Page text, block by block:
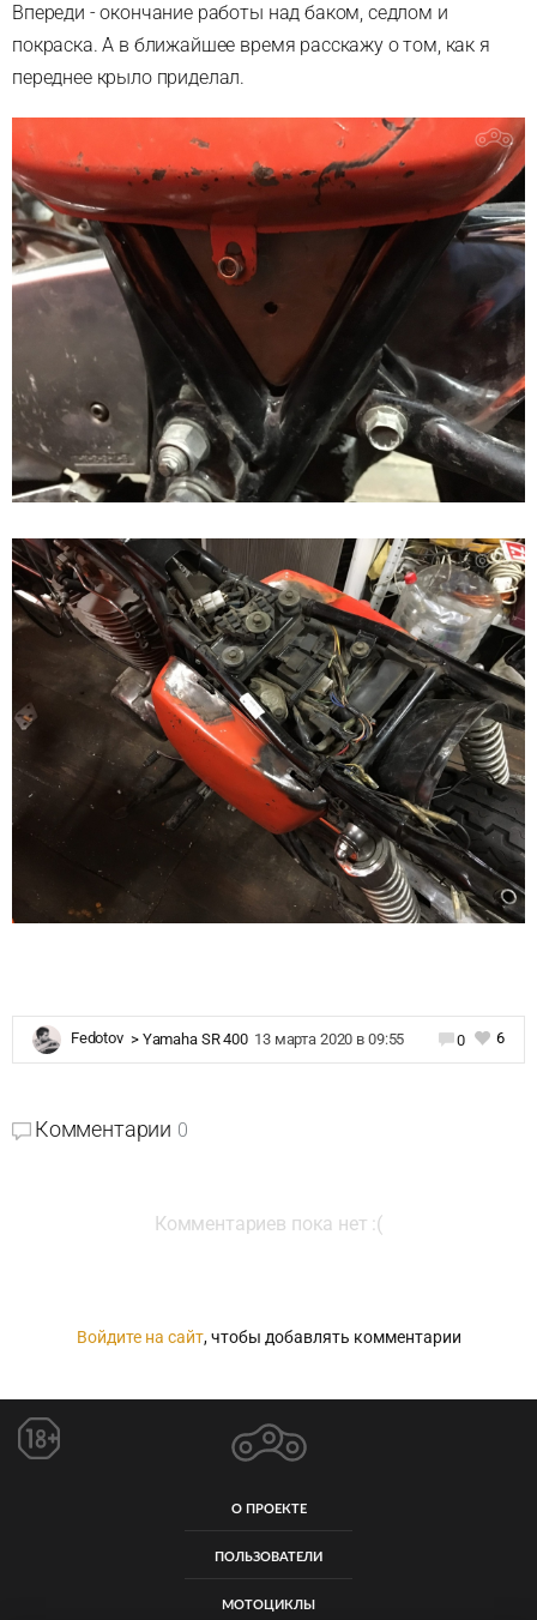
Впереди - окончание работы над баком, седлом и
покраска. А в ближайшее время расскажу о том, как я
переднее крыло приделал.
Fedotov > Yamaha SR 400 13 марта 2020 в 09:55 0 6
Комментарии 0
Комментариев пока нет :(
Войдите на сайт, чтобы добавлять комментарии
О ПРОЕКТЕ
ПОЛЬЗОВАТЕЛИ
МОТОЦИКЛЫ